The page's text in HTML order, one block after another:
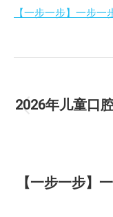
【一步一步】一步
章
2026年儿童口
【一步一步】